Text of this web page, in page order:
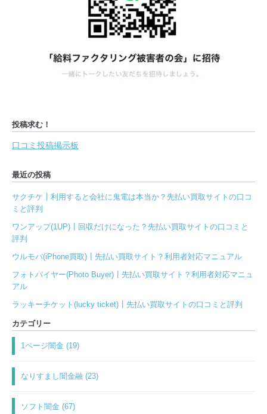
投稿求む！
口コミ投稿掲示板
最近の投稿
サクチケ┃利用すると会社に鬼電は本当か？先払い買取サイトの口コ
ミと評判
ワンアップ(1UP)┃回収だけになった？先払い買取サイトの口コミと
評判
ウルモバ(iPhone買取)┃先払い買取サイト？利用者対応マニュアル
フォトバイヤー(Photo Buyer)┃先払い買取サイト？利用者対応マニュ
アル
ラッキーチケット(lucky ticket)┃先払い買取サイトの口コミと評判
カテゴリー
1ページ闇金 (19)
なりすまし闇金融 (23)
ソフト闇金 (67)